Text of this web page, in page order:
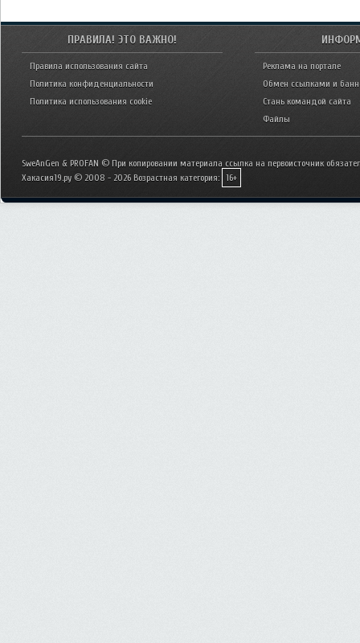
ПРАВИЛА! ЭТО ВАЖНО!
Правила использования сайта
Политика конфиденциальности
Политика использования cookie
Реклама на портале
Обмен ссылками и
Стань командой сайта
Файлы
SweAnGen & PROFAN © При копировании материала ссылка на первоисточник
Хакасия19.ру © 2008 - 2026 Возрастная категория: 16+